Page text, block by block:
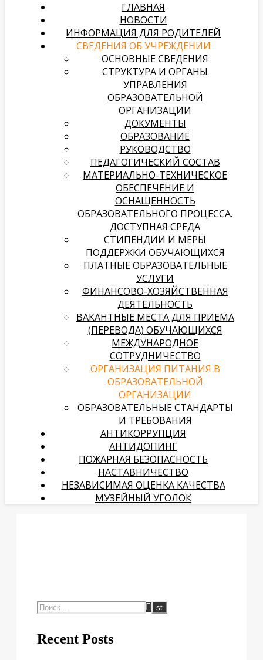
ГЛАВНАЯ
НОВОСТИ
ИНФОРМАЦИЯ ДЛЯ РОДИТЕЛЕЙ
СВЕДЕНИЯ ОБ УЧРЕЖДЕНИИ
ОСНОВНЫЕ СВЕДЕНИЯ
СТРУКТУРА И ОРГАНЫ
УПРАВЛЕНИЯ
ОБРАЗОВАТЕЛЬНОЙ
ОРГАНИЗАЦИИ
ДОКУМЕНТЫ
ОБРАЗОВАНИЕ
РУКОВОДСТВО
ПЕДАГОГИЧЕСКИЙ СОСТАВ
МАТЕРИАЛЬНО-ТЕХНИЧЕСКОЕ
ОБЕСПЕЧЕНИЕ И
ОСНАЩЕННОСТЬ
ОБРАЗОВАТЕЛЬНОГО ПРОЦЕССА.
ДОСТУПНАЯ СРЕДА
СТИПЕНДИИ И МЕРЫ
ПОДДЕРЖКИ ОБУЧАЮЩИХСЯ
ПЛАТНЫЕ ОБРАЗОВАТЕЛЬНЫЕ
УСЛУГИ
­­ФИНАНСОВО-ХОЗЯЙСТВЕННАЯ
ДЕЯТЕЛЬНОСТЬ
ВАКАНТНЫЕ МЕСТА ДЛЯ ПРИЕМА
(ПЕРЕВОДА) ОБУЧАЮЩИХСЯ
МЕЖДУНАРОДНОЕ
СОТРУДНИЧЕСТВО
ОРГАНИЗАЦИЯ ПИТАНИЯ В
ОБРАЗОВАТЕЛЬНОЙ
ОРГАНИЗАЦИИ
ОБРАЗОВАТЕЛЬНЫЕ СТАНДАРТЫ
И ТРЕБОВАНИЯ
АНТИКОРРУПЦИЯ
АНТИДОПИНГ
ПОЖАРНАЯ БЕЗОПАСНОСТЬ
НАСТАВНИЧЕСТВО
НЕЗАВИСИМАЯ ОЦЕНКА КАЧЕСТВА
МУЗЕЙНЫЙ УГОЛОК
Recent Posts